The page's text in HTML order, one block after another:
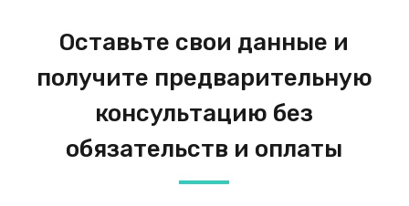
Оставьте свои данные и
получите предварительную
консультацию без
обязательств и оплаты